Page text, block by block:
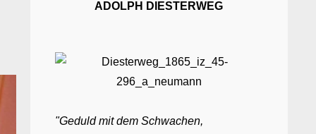
ADOLPH DIESTERWEG
"Geduld mit dem Schwachen,